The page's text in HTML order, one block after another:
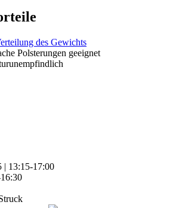
des Gewichts
Polsterungen geeignet
| 13:15-17:00